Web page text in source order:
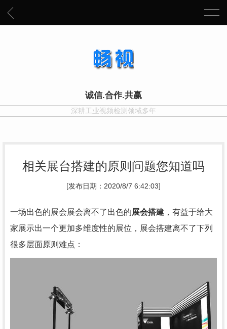
诚信.合作.共赢
深耕工业视频检测领域多年
相关展台搭建的原则问题您知道吗
[发布日期：2020/8/7 6:42:03]
一场出色的展会展会离不了出色的展会搭建 ，有益于给大
家展示出一个更加多维度性的展位，展会搭建离不了下列
很多层面原则难点：